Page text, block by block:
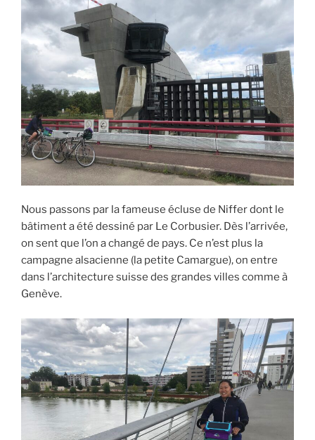
Nous passons par la fameuse écluse de Niffer dont le
bâtiment a été dessiné par Le Corbusier. Dès l’arrivée,
on sent que l’on a changé de pays. Ce n’est plus la
campagne alsacienne (la petite Camargue), on entre
dans l’architecture suisse des grandes villes comme à
Genève.